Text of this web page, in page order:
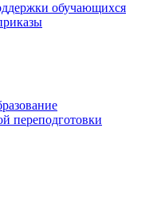
обучающихся
переподготовки